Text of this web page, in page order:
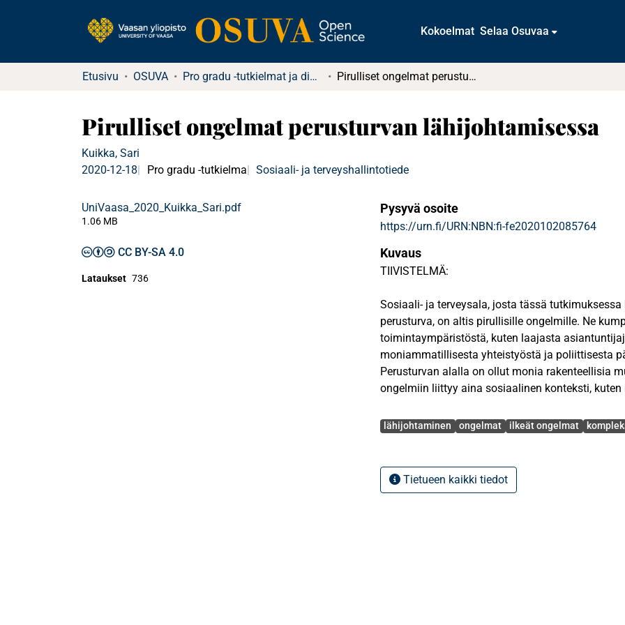
Kokoelmat Selaa Osuvaa
Etusivu OSUVA Pro gradu -tutkielmat ja diplomityöt Pirulliset ongelmat perusturvan lähijohtamisessa
Pirulliset ongelmat perusturvan lähijohtamisessa
Kuikka, Sari
2020-12-18
Pro gradu -tutkielma Sosiaali- ja terveyshallintotiede
UniVaasa_2020_Kuikka_Sari.pdf
1.06 MB
CC BY-SA 4.0
Lataukset 736
Pysyvä osoite
https://urn.fi/URN:NBN:fi-fe2020102085764
Kuvaus
TIIVISTELMÄ:
Sosiaali- ja terveysala, josta tässä
perusturva, on altis pirullisille ongelmille. Ne
toimintaympäristöstä, kuten laajasta
moniammatillisesta yhteistyöstä ja poliittisesta
Perusturvan alalla on ollut monia rakenteellisia
ongelmiin liittyy aina sosiaalinen konteksti, kuten
Autoritäärinen, johtajan roolia korostava
Tämän tutkimuksen tarkoitus oli ilmentää niin
Avainsanat
lähijohtaminen ongelmat ilkeät ongelmat
Tietueen kaikki tiedot